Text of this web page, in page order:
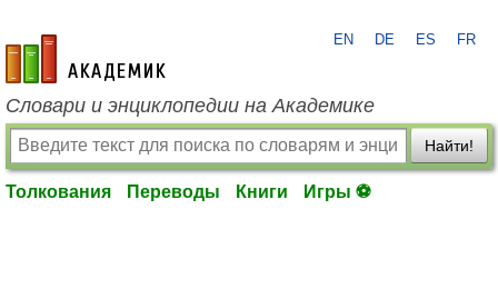
academic.ru
EN DE ES FR
Словари и энциклопедии на Академике
Найти!
Толкования Переводы Книги Игры ⚽